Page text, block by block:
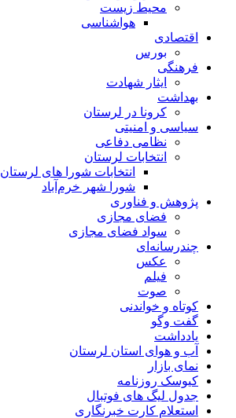
محیط زیست
هواشناسی
اقتصادی
بورس
فرهنگی
ایثار شهادت
بهداشت
کرونا در لرستان
سیاسی و امنیتی
نظامی دفاعی
انتخابات لرستان
انتخابات شورا های لرستان
شورا شهر خرم‌آباد
پژوهش و فناوری
فضای مجازی
سواد فضای مجازی
چندرسانه‌ای
عكس
فیلم
صوت
کوتاه و خواندنی
گفت وگو
یادداشت
آب و هوای استان لرستان
نمای بازار
کیوسک روزنامه
جدول لیگ های فوتبال
استعلام کارت خبرنگاری